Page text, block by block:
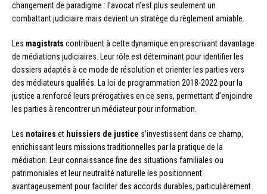
changement de paradigme : l’avocat n’est plus seulement un
combattant judiciaire mais devient un stratège du règlement amiable.
Les magistrats contribuent à cette dynamique en prescrivant davantage
de médiations judiciaires. Leur rôle est déterminant pour identifier les
dossiers adaptés à ce mode de résolution et orienter les parties vers
des médiateurs qualifiés. La loi de programmation 2018-2022 pour la
justice a renforcé leurs prérogatives en ce sens, permettant d’enjoindre
les parties à rencontrer un médiateur pour information.
Les notaires et huissiers de justice s’investissent dans ce champ,
enrichissant leurs missions traditionnelles par la pratique de la
médiation. Leur connaissance fine des situations familiales ou
patrimoniales et leur neutralité naturelle les positionnent
avantageusement pour faciliter des accords durables, particulièrement